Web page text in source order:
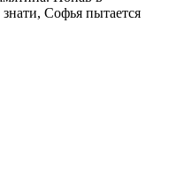
Софья пытается